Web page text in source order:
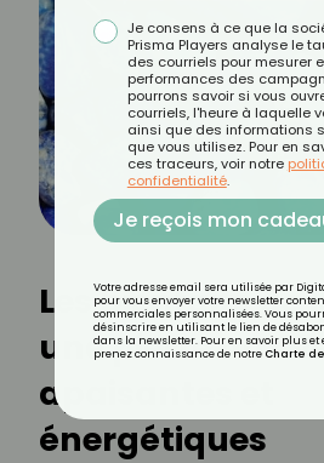
Les bienfaits de
une pierre aux
apaisantes et
énergétiques
Je consens à ce que la
Prisma Players analyse le
des courriels pour mesurer
performances des
pourrons savoir si vous
courriels, l'heure à laquelle
ainsi que des informations
que vous utilisez. Pour en
ces traceurs, voir notre
confidentialité.
Je reçois mon
Votre adresse email sera utilisée par
pour vous envoyer votre newsletter
commerciales personnalisées. Vous
désinscrire en utilisant le lien de
dans la newsletter. Pour en savoir plus et
prenez connaissance de notre Charte